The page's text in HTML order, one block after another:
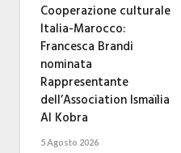
Cooperazione culturale
Italia-Marocco:
Francesca Brandi
nominata
Rappresentante
dell’Association Ismaïlia
Al Kobra
5 Agosto 2026